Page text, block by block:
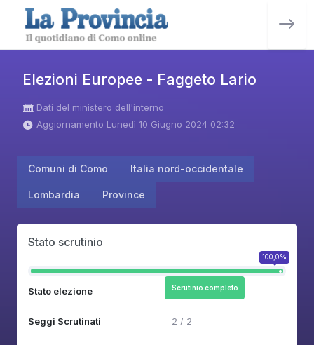
Elezioni Europee - Faggeto Lario
Dati del ministero dell'interno
Aggiornamento Lunedì 10 Giugno 2024 02:32
Comuni di Como Italia nord-occidentale
Lombardia Province
Stato scrutinio
100,0%
Stato elezione Scrutinio completo
Seggi Scrutinati 2 / 2